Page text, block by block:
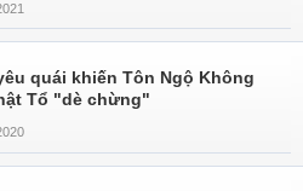
quái khiến Tôn Ngộ Không
Tổ "dè chừng"